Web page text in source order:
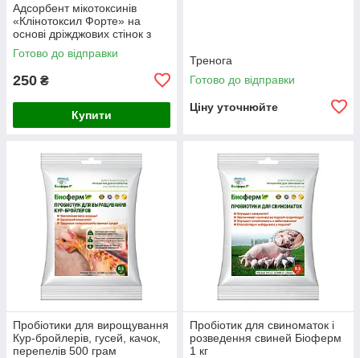
Адсорбент мікотоксинів
«Клінотоксил Форте» на
основі дріжджових стінок з
гепатопротектором 1 кг
Готово до відправки
250 ₴
Купити
Тренога
Готово до відправки
Ціну уточнюйте
Пробіотики для вирощування
Кур-бройлерів, гусей, качок,
перепелів 500 грам
Пробіотик для свиноматок і
розведення свиней Біоферм
1 кг